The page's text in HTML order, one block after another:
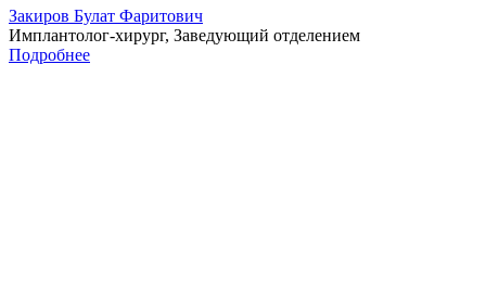
Закиров Булат Фаритович
Имплантолог-хирург, Заведующий отделением
Подробнее